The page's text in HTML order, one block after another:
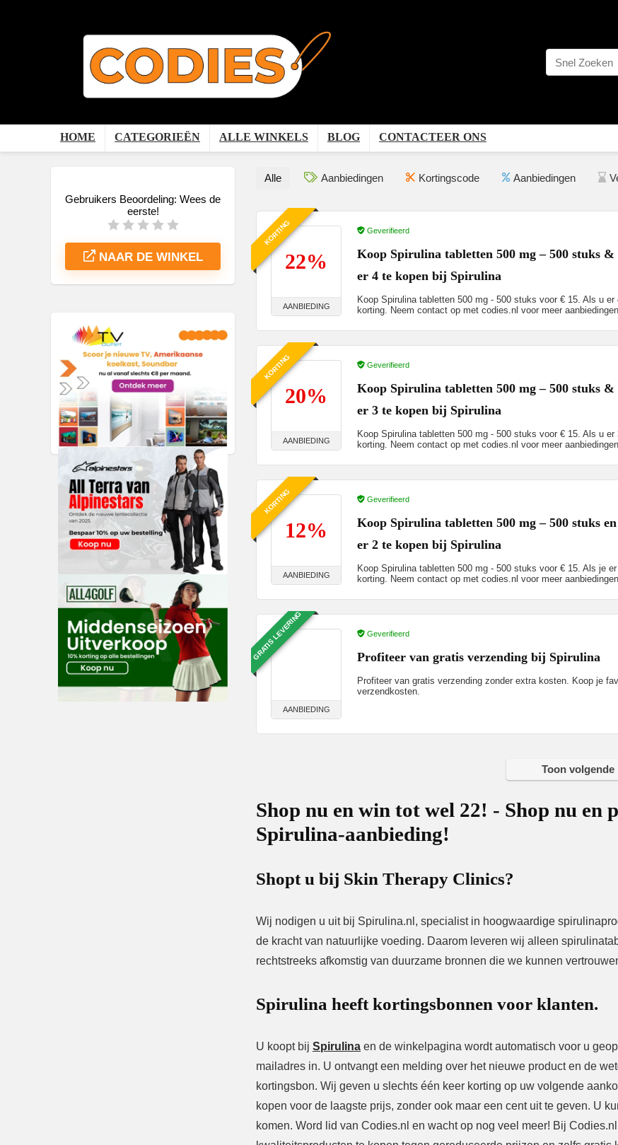
HOME CATEGORIEËN ALLE WINKELS BLOG CONTACTEER ONS
Gebruikers Beoordeling: Wees de
eerste!
NAAR DE WINKEL
Alle Aanbiedingen Kortingscode Aanbiedingen
KORTING
22%
AANBIEDING
Geverifieerd
Koop Spirulina tabletten 500 mg – 500 stuks
er 4 te kopen bij Spirulina
Koop Spirulina tabletten 500 mg - 500 stuks voor € 15. Als u
korting. Neem contact op met codies.nl voor meer
KORTING
20%
AANBIEDING
Geverifieerd
Koop Spirulina tabletten 500 mg – 500 stuks
er 3 te kopen bij Spirulina
Koop Spirulina tabletten 500 mg - 500 stuks voor € 15. Als u
korting. Neem contact op met codies.nl voor meer
KORTING
12%
AANBIEDING
Geverifieerd
Koop Spirulina tabletten 500 mg – 500 stuks
er 2 te kopen bij Spirulina
Koop Spirulina tabletten 500 mg - 500 stuks voor € 15. Als je
korting. Neem contact op met codies.nl voor meer
GRATIS LEVERING
AANBIEDING
Geverifieerd
Profiteer van gratis verzending bij Spirulina
Profiteer van gratis verzending zonder extra kosten. Koop je
verzendkosten.
Toon volgende
Shop nu en win tot wel 22! - Shop nu en
Spirulina-aanbieding!
Shopt u bij Skin Therapy Clinics?
Wij nodigen u uit bij Spirulina.nl, specialist in hoogwaardige
de kracht van natuurlijke voeding. Daarom leveren wij alleen
rechtstreeks afkomstig van duurzame bronnen die we kunnen
Spirulina heeft kortingsbonnen voor klanten.
U koopt bij Spirulina en de winkelpagina wordt automatisch voor u
mailadres in. U ontvangt een melding over het nieuwe product en de
kortingsbon. Wij geven u slechts één keer korting op uw volgende
kopen voor de laagste prijs, zonder ook maar een cent uit te geven. U
komen. Word lid van Codies.nl en wacht op nog veel meer! Bij